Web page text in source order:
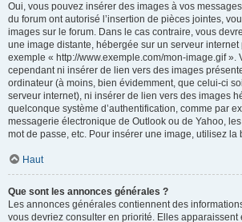
Oui, vous pouvez insérer des images à vos
du forum ont autorisé l’insertion de pièces jointes,
images sur le forum. Dans le cas contraire, vous
une image distante, hébergée sur un serveur
exemple « http://www.exemple.com/mon-image.gif ».
cependant ni insérer de lien vers des images
ordinateur (à moins, bien évidemment, que celui-ci
serveur internet), ni insérer de lien vers des images
quelconque système d’authentification, comme par
messagerie électronique de Outlook ou de Yahoo,
mot de passe, etc. Pour insérer une image, utilisez la
Haut
Que sont les annonces générales ?
Les annonces générales contiennent des
vous devriez consulter en priorité. Elles apparaissent